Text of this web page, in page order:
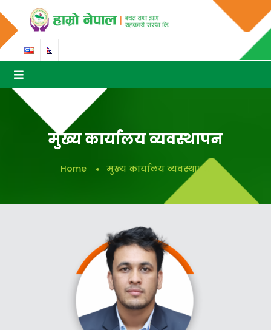
मुख्य कार्यालय व्यवस्थापन
Home मुख्य कार्यालय व्यवस्थापन